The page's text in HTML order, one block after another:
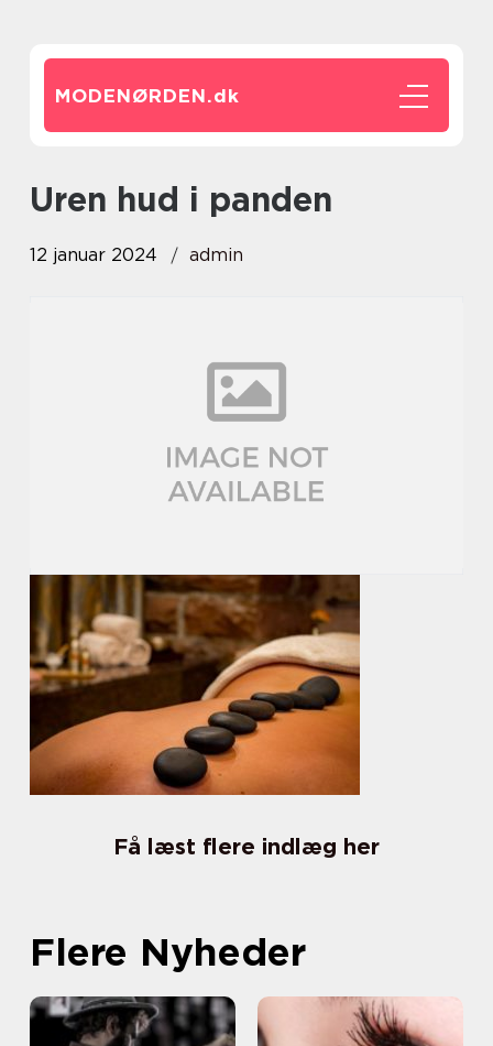
MODENØRDEN.dk
uren hud i panden
12 januar 2024 admin
Få læst flere indlæg her
Flere Nyheder